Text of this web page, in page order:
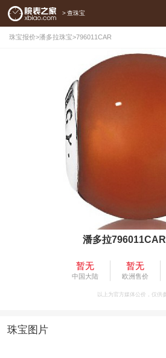
> 查珠宝
珠宝报价>潘多拉珠宝>796011CAR
潘多拉
暂无
中国大陆
暂无
欧洲售价
以上为官方媒体公价，仅供
珠宝图片